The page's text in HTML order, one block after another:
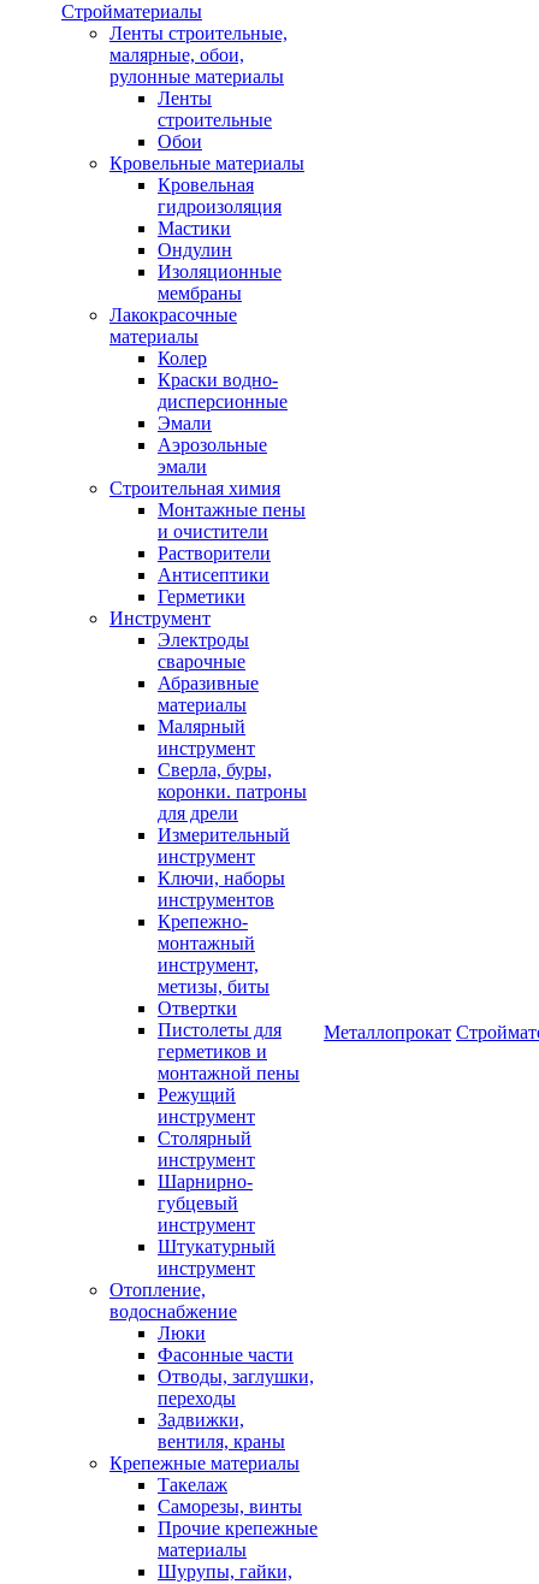
Стройматериалы
Ленты строительные,
малярные, обои,
рулонные материалы
Ленты
строительные
Обои
Кровельные материалы
Кровельная
гидроизоляция
Мастики
Ондулин
Изоляционные
мембраны
Лакокрасочные
материалы
Колер
Краски водно-
дисперсионные
Эмали
Аэрозольные
эмали
Строительная химия
Монтажные пены
и очистители
Растворители
Антисептики
Герметики
Инструмент
Электроды
сварочные
Абразивные
материалы
Малярный
инструмент
Сверла, буры,
коронки. патроны
для дрели
Измерительный
инструмент
Ключи, наборы
инструментов
Крепежно-
монтажный
инструмент,
метизы, биты
Отвертки
Пистолеты для
герметиков и
монтажной пены
Режущий
инструмент
Столярный
инструмент
Шарнирно-
губцевый
инструмент
Штукатурный
инструмент
Отопление,
водоснабжение
Люки
Фасонные части
Отводы, заглушки,
переходы
Задвижки,
вентиля, краны
Крепежные материалы
Такелаж
Саморезы, винты
Прочие крепежные
материалы
Шурупы, гайки,
Металлопрокат